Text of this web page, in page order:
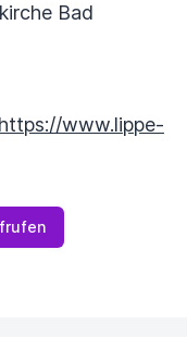
Bad
https://www.lippe-